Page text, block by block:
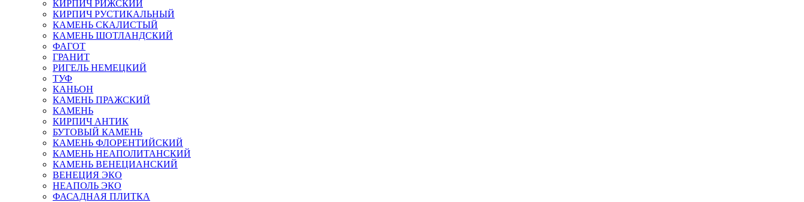
КИРПИЧ РИЖСКИЙ
КИРПИЧ РУСТИКАЛЬНЫЙ
КАМЕНЬ СКАЛИСТЫЙ
КАМЕНЬ ШОТЛАНДСКИЙ
ФАГОТ
ГРАНИТ
РИГЕЛЬ НЕМЕЦКИЙ
ТУФ
КАНЬОН
КАМЕНЬ ПРАЖСКИЙ
КАМЕНЬ
КИРПИЧ АНТИК
БУТОВЫЙ КАМЕНЬ
КАМЕНЬ ФЛОРЕНТИЙСКИЙ
КАМЕНЬ НЕАПОЛИТАНСКИЙ
КАМЕНЬ ВЕНЕЦИАНСКИЙ
ВЕНЕЦИЯ ЭКО
НЕАПОЛЬ ЭКО
ФАСАДНАЯ ПЛИТКА